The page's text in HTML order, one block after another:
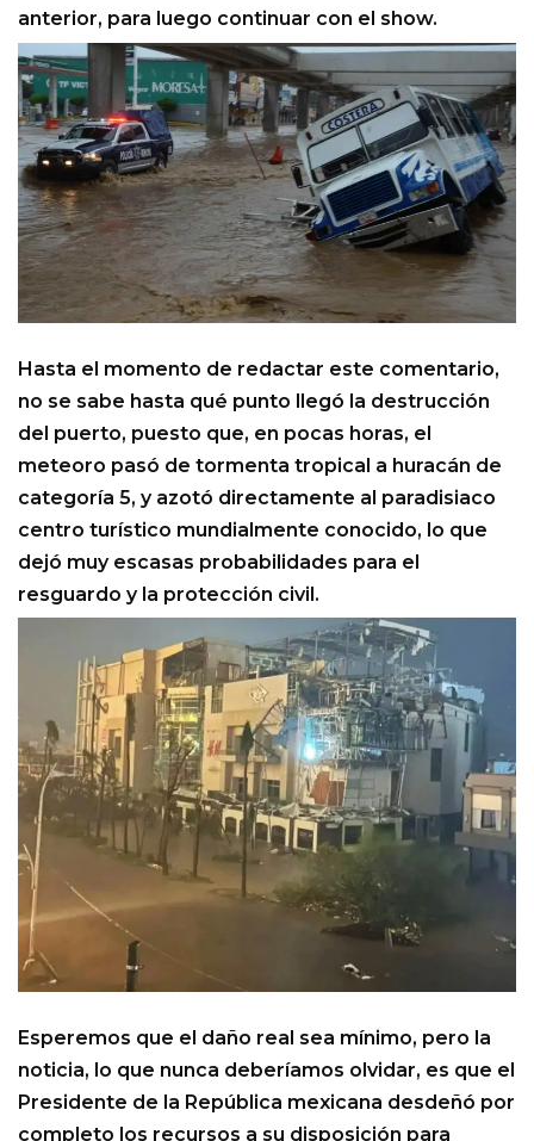
anterior, para luego continuar con el show.
Hasta el momento de redactar este comentario,
no se sabe hasta qué punto llegó la destrucción
del puerto, puesto que, en pocas horas, el
meteoro pasó de tormenta tropical a huracán de
categoría 5, y azotó directamente al paradisiaco
centro turístico mundialmente conocido, lo que
dejó muy escasas probabilidades para el
resguardo y la protección civil.
Esperemos que el daño real sea mínimo, pero la
noticia, lo que nunca deberíamos olvidar, es que el
Presidente de la República mexicana desdeñó por
completo los recursos a su disposición para